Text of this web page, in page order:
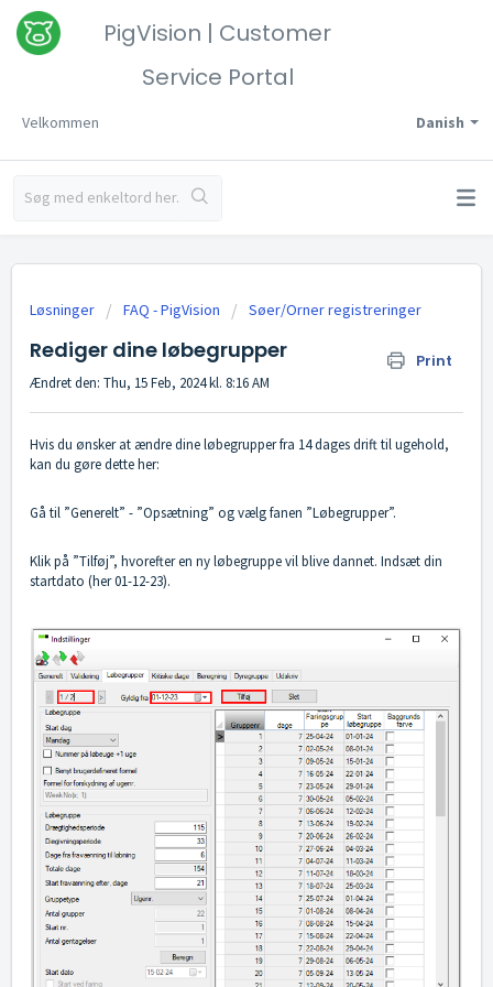
PigVision | Customer
Service Portal
Danish
Velkommen
Løsninger FAQ - PigVision Søer/Orner registreringer
Rediger dine løbegrupper Print
Ændret den: Thu, 15 Feb, 2024 kl. 8:16 AM
Hvis du ønsker at ændre dine løbegrupper fra 14 dages drift til ugehold,
kan du gøre dette her:
Gå til ”Generelt” - ”Opsætning” og vælg fanen ”Løbegrupper”.
Klik på ”Tilføj”, hvorefter en ny løbegruppe vil blive dannet. Indsæt din
startdato (her 01-12-23).